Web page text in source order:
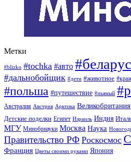
Метки
#blizko #tochka #авто
#дальнобойщик #дети #животное
#польша #путешествие #пьяный
Австралия Австрия Арктика Великобритания
Детские поделки Египет Израиль Индия
МГУ Минобрнауки Москва Наука
Правительство РФ Роскосмос
Франция Цветы своими руками Япония